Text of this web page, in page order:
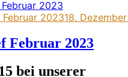
Februar 202318.
Februar 2023
bei unserer